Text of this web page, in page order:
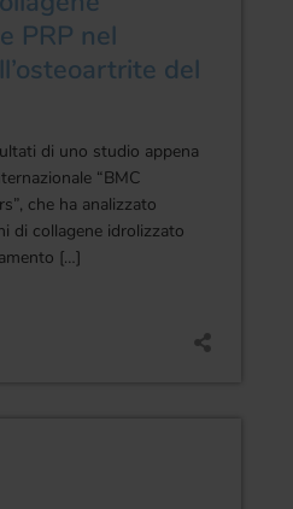
PRP nel
del
di uno studio appena
“BMC
che ha analizzato
di collagene idrolizzato
[…]